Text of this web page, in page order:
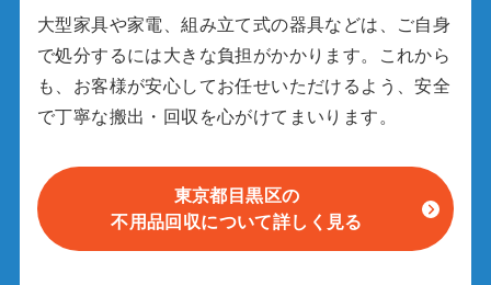
大型家具や家電、組み立て式の器具などは、ご自身
で処分するには大きな負担がかかります。これから
も、お客様が安心してお任せいただけるよう、安全
で丁寧な搬出・回収を心がけてまいります。
東京都目黒区の
不用品回収について詳しく見る